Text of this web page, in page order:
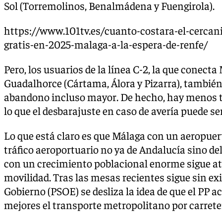
Sol (Torremolinos, Benalmádena y Fuengirola).
https://www.101tv.es/cuanto-costara-el-
gratis-en-2025-malaga-a-la-espera-de-renfe/
Pero, los usuarios de la línea C-2, la que
Guadalhorce (Cártama, Álora y Pizarra),
abandono incluso mayor. De hecho, hay
lo que el desbarajuste en caso de avería puede
Lo que está claro es que Málaga con un
tráfico aeroportuario no ya de Andalucía sino
con un crecimiento poblacional enorme sigue
movilidad. Tras las mesas recientes sigue sin
Gobierno (PSOE) se desliza la idea de que el PP
mejores el transporte metropolitano por